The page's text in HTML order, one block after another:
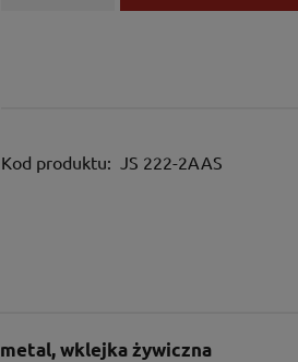
Kod produktu: JS 222-2AAS
metal, wklejka żywiczna